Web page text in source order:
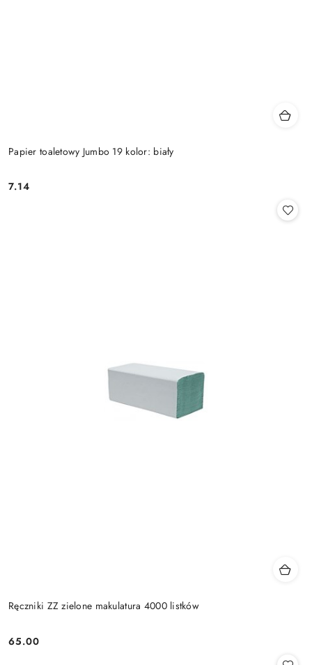
Papier toaletowy Jumbo 19 kolor: biały
Cena:
7.14
Ręczniki ZZ zielone makulatura 4000 listków
Cena:
65.00